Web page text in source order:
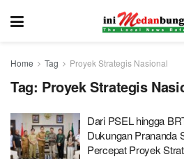
Home Tag Proyek Strategis Nasional
Tag: Proyek Strategis
Dari PSEL hingga
Dukungan Prananda
Percepat Proyek